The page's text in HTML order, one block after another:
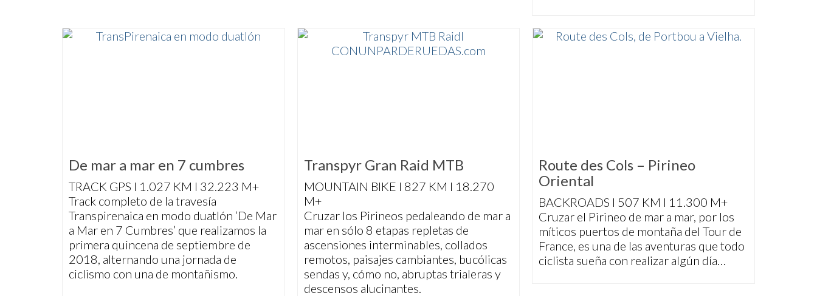
De mar a mar en 7 cumbres
TRACK GPS I 1.027 KM I 32.223 M+
Track completo de la travesía
Transpirenaica en modo duatlón ‘De Mar
a Mar en 7 Cumbres’ que realizamos la
primera quincena de septiembre de
2018, alternando una jornada de
ciclismo con una de montañismo.
Transpyr Gran Raid MTB
MOUNTAIN BIKE I 827 KM I 18.270
M+
Cruzar los Pirineos pedaleando de mar a
mar en sólo 8 etapas repletas de
ascensiones interminables, collados
remotos, paisajes cambiantes, bucólicas
sendas y, cómo no, abruptas trialeras y
descensos alucinantes.
Route des Cols – Pirineo
Oriental
BACKROADS I 507 KM I 11.300 M+
Cruzar el Pirineo de mar a mar, por los
míticos puertos de montaña del Tour de
France, es una de las aventuras que todo
ciclista sueña con realizar algún día…